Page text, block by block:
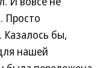
Просто
Казалось бы,
нашей